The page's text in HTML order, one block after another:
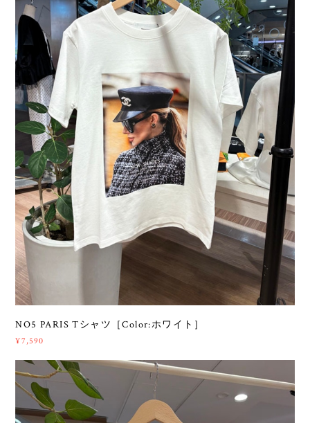
NO5 PARIS Tシャツ［Color:ホワイト］
¥7,590